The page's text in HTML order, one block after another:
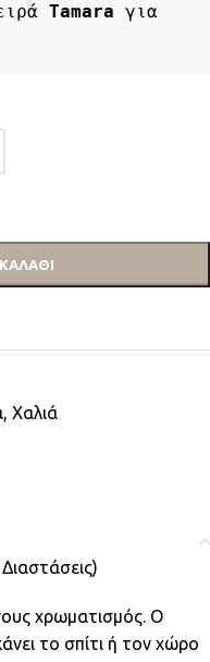
Tamara για
, Χαλιά
χρωματισμός. Ο
το σπίτι ή τον χώρο